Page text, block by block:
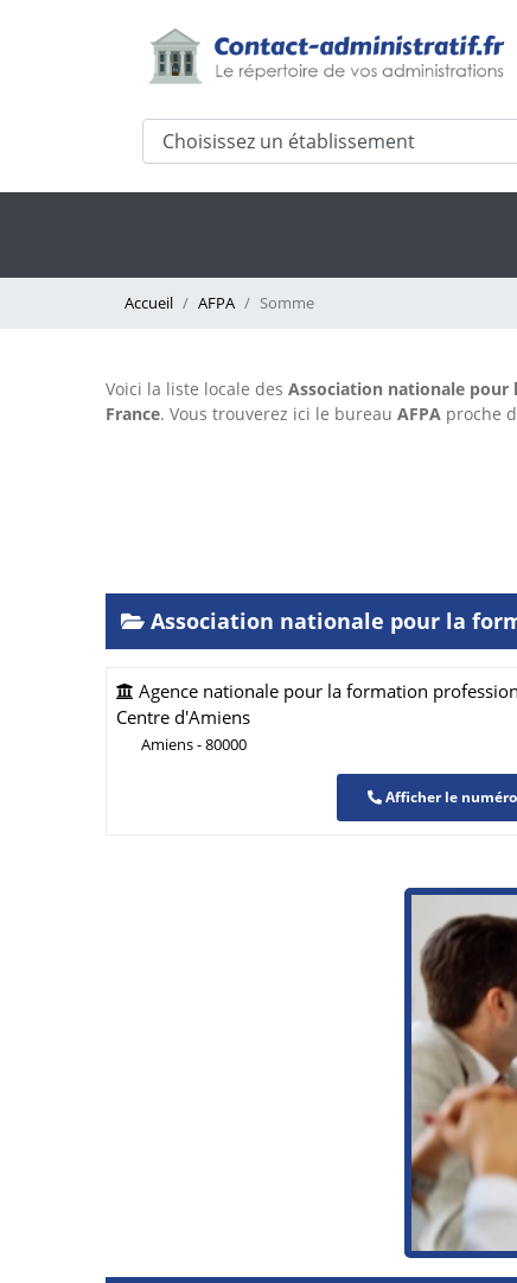
Accueil AFPA Somme
Voici la liste locale des Association nationale pour
France. Vous trouverez ici le bureau AFPA proche
Association nationale pour la
Agence nationale pour la formation
Centre d'Amiens
Amiens - 80000
Afficher le numéro